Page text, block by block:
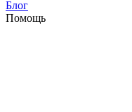
Блог
Помощь